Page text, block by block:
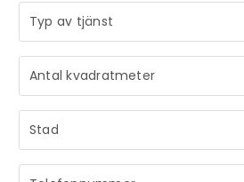
STRÅLANDE!
Ditt meddelande är mottaget och
så snart vi har